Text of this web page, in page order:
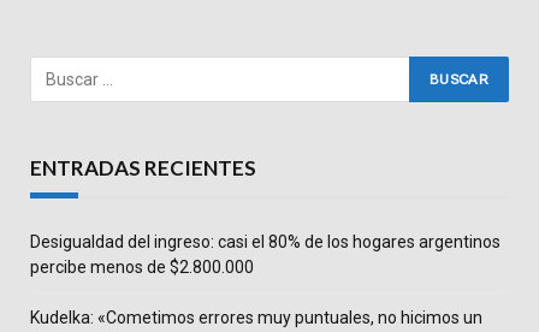
ENTRADAS RECIENTES
Desigualdad del ingreso: casi el 80% de los hogares argentinos
percibe menos de $2.800.000
Kudelka: «Cometimos errores muy puntuales, no hicimos un